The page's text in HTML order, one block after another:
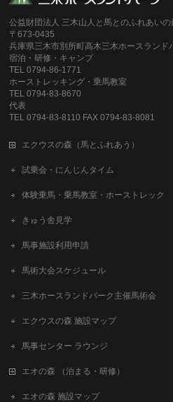
公益財団法人 三木山人と馬とのふれあいの
〒673-0435
兵庫県三木市別所町高木三木ホースランド
宿泊・研修・キャンプ
TEL 0794-86-1771
ホーストレッキング・乗馬教室
TEL 0794-83-8670
代表
TEL 0794-83-8110 FAX 0794-83-8081
エクウスの森（馬とふれあう）
試乗会・にんじんタイム
体験乗馬・乗馬教室・ホーストレック
きゅう舎見学
馬事施設利用申請
馬術大会スケジュール
三木ホースランドパーク主催馬術会
エクウスの森 施設マップ
馬事センター ラウンジ
エオの森 （泊まる・研修）
エオの森 施設マップ